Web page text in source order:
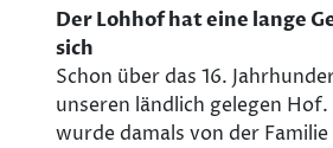
Der Lohhof hat eine lange
sich
Schon über das 16.
unseren ländlich gelegen
wurde damals von der